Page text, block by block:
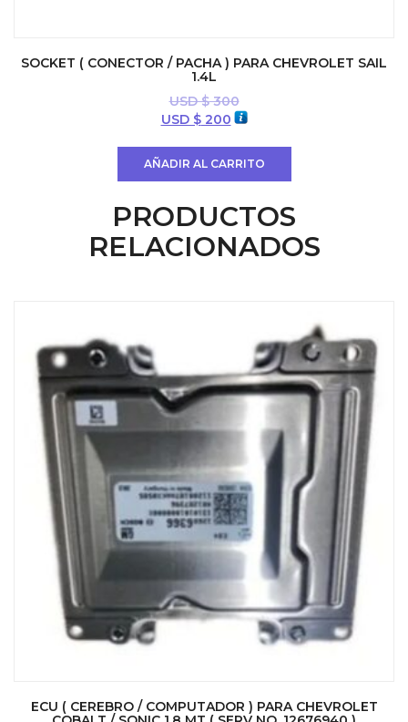
SOCKET ( CONECTOR / PACHA ) PARA CHEVROLET SAIL
1.4L
USD $300
El
era:
$ 300.
USD $200El
es:
$ 200.
AÑADIR AL CARRITO
PRODUCTOS
RELACIONADOS
ECU ( CEREBRO / COMPUTADOR ) PARA CHEVROLET